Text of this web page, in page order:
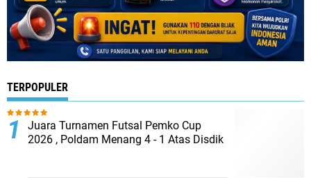
TERPOPULER
Juara Turnamen Futsal Pemko Cup
2026 , Poldam Menang 4 - 1 Atas Disdik